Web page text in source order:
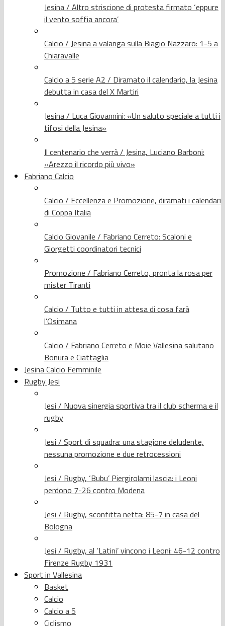
Jesina / Altro striscione di protesta firmato ‘eppure
il vento soffia ancora’
Calcio / Jesina a valanga sulla Biagio Nazzaro: 1-5 a
Chiaravalle
Calcio a 5 serie A2 / Diramato il calendario, la Jesina
debutta in casa del X Martiri
Jesina / Luca Giovannini: «Un saluto speciale a tutti i
tifosi della Jesina»
Il centenario che verrà / Jesina, Luciano Barboni:
«Arezzo il ricordo più vivo»
Fabriano Calcio
Calcio / Eccellenza e Promozione, diramati i calendari
di Coppa Italia
Calcio Giovanile / Fabriano Cerreto: Scaloni e
Giorgetti coordinatori tecnici
Promozione / Fabriano Cerreto, pronta la rosa per
mister Tiranti
Calcio / Tutto e tutti in attesa di cosa farà
l’Osimana
Calcio / Fabriano Cerreto e Moie Vallesina salutano
Bonura e Ciattaglia
Jesina Calcio Femminile
Rugby Jesi
Jesi / Nuova sinergia sportiva tra il club scherma e il
rugby
Jesi / Sport di squadra: una stagione deludente,
nessuna promozione e due retrocessioni
Jesi / Rugby, ‘Bubu’ Piergirolami lascia: i Leoni
perdono 7-26 contro Modena
Jesi / Rugby, sconfitta netta: 85-7 in casa del
Bologna
Jesi / Rugby, al ‘Latini’ vincono i Leoni: 46-12 contro
Firenze Rugby 1931
Sport in Vallesina
Basket
Calcio
Calcio a 5
Ciclismo